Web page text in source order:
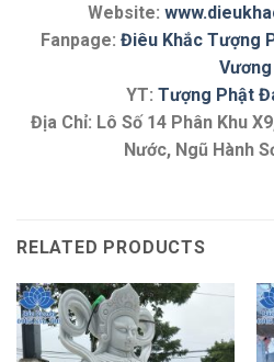
Website:
Fanpage: Điêu Khắc Tượng
Vương
YT: Tượng Phật
Địa Chỉ: Lô Số 14 Phân Khu
Nước, Ngũ Hành
RELATED PRODUCTS